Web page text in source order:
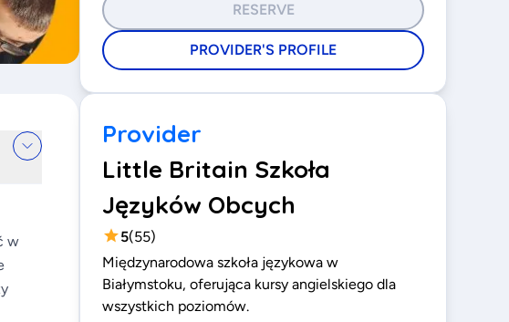
RESERVE
PROVIDER'S PROFILE
w
Provider
Little Britain Szkoła
Języków Obcych
5(55)
Międzynarodowa szkoła językowa w
Białymstoku, oferująca kursy angielskiego dla
wszystkich poziomów.